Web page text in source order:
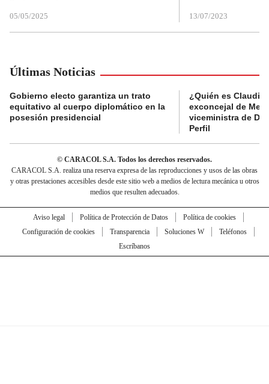
05/05/2025 13/07/2023
Últimas Noticias
Gobierno electo garantiza un trato
equitativo al cuerpo diplomático en la
posesión presidencial
¿Quién es Claudia
exconcejal de
viceministra de
Perfil
© CARACOL S.A. Todos los derechos reservados.
CARACOL S.A. realiza una reserva expresa de las reproducciones y usos de las obras
y otras prestaciones accesibles desde este sitio web a medios de lectura mecánica u otros
medios que resulten adecuados.
Aviso legal Política de Protección de Datos
Política de cookies
Configuración de cookies
Transparencia Soluciones W
Teléfonos
Escríbanos